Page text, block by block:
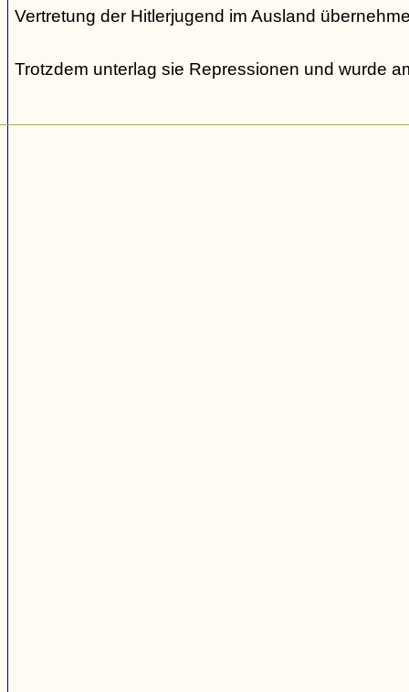
Vertretung der Hitlerjugend im Ausland
Trotzdem unterlag sie Repressionen und wurde